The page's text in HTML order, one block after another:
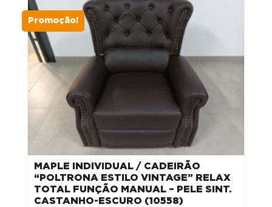
Promoção!
MAPLE INDIVIDUAL / CADEIRÃO
“POLTRONA ESTILO VINTAGE” RELAX
TOTAL FUNÇÃO MANUAL – PELE SINT.
CASTANHO-ESCURO (10558)